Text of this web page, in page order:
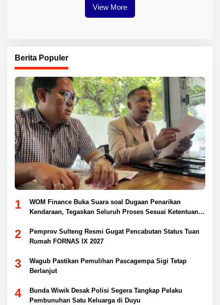
View More
Berita Populer
1
WOM Finance Buka Suara soal Dugaan Penarikan
Kendaraan, Tegaskan Seluruh Proses Sesuai Ketentuan
2
Pemprov Sulteng Resmi Gugat Pencabutan Status Tuan
Rumah FORNAS IX 2027
3
Wagub Pastikan Pemulihan Pascagempa Sigi Tetap
Berlanjut
4
Bunda Wiwik Desak Polisi Segera Tangkap Pelaku
Pembunuhan Satu Keluarga di Duyu